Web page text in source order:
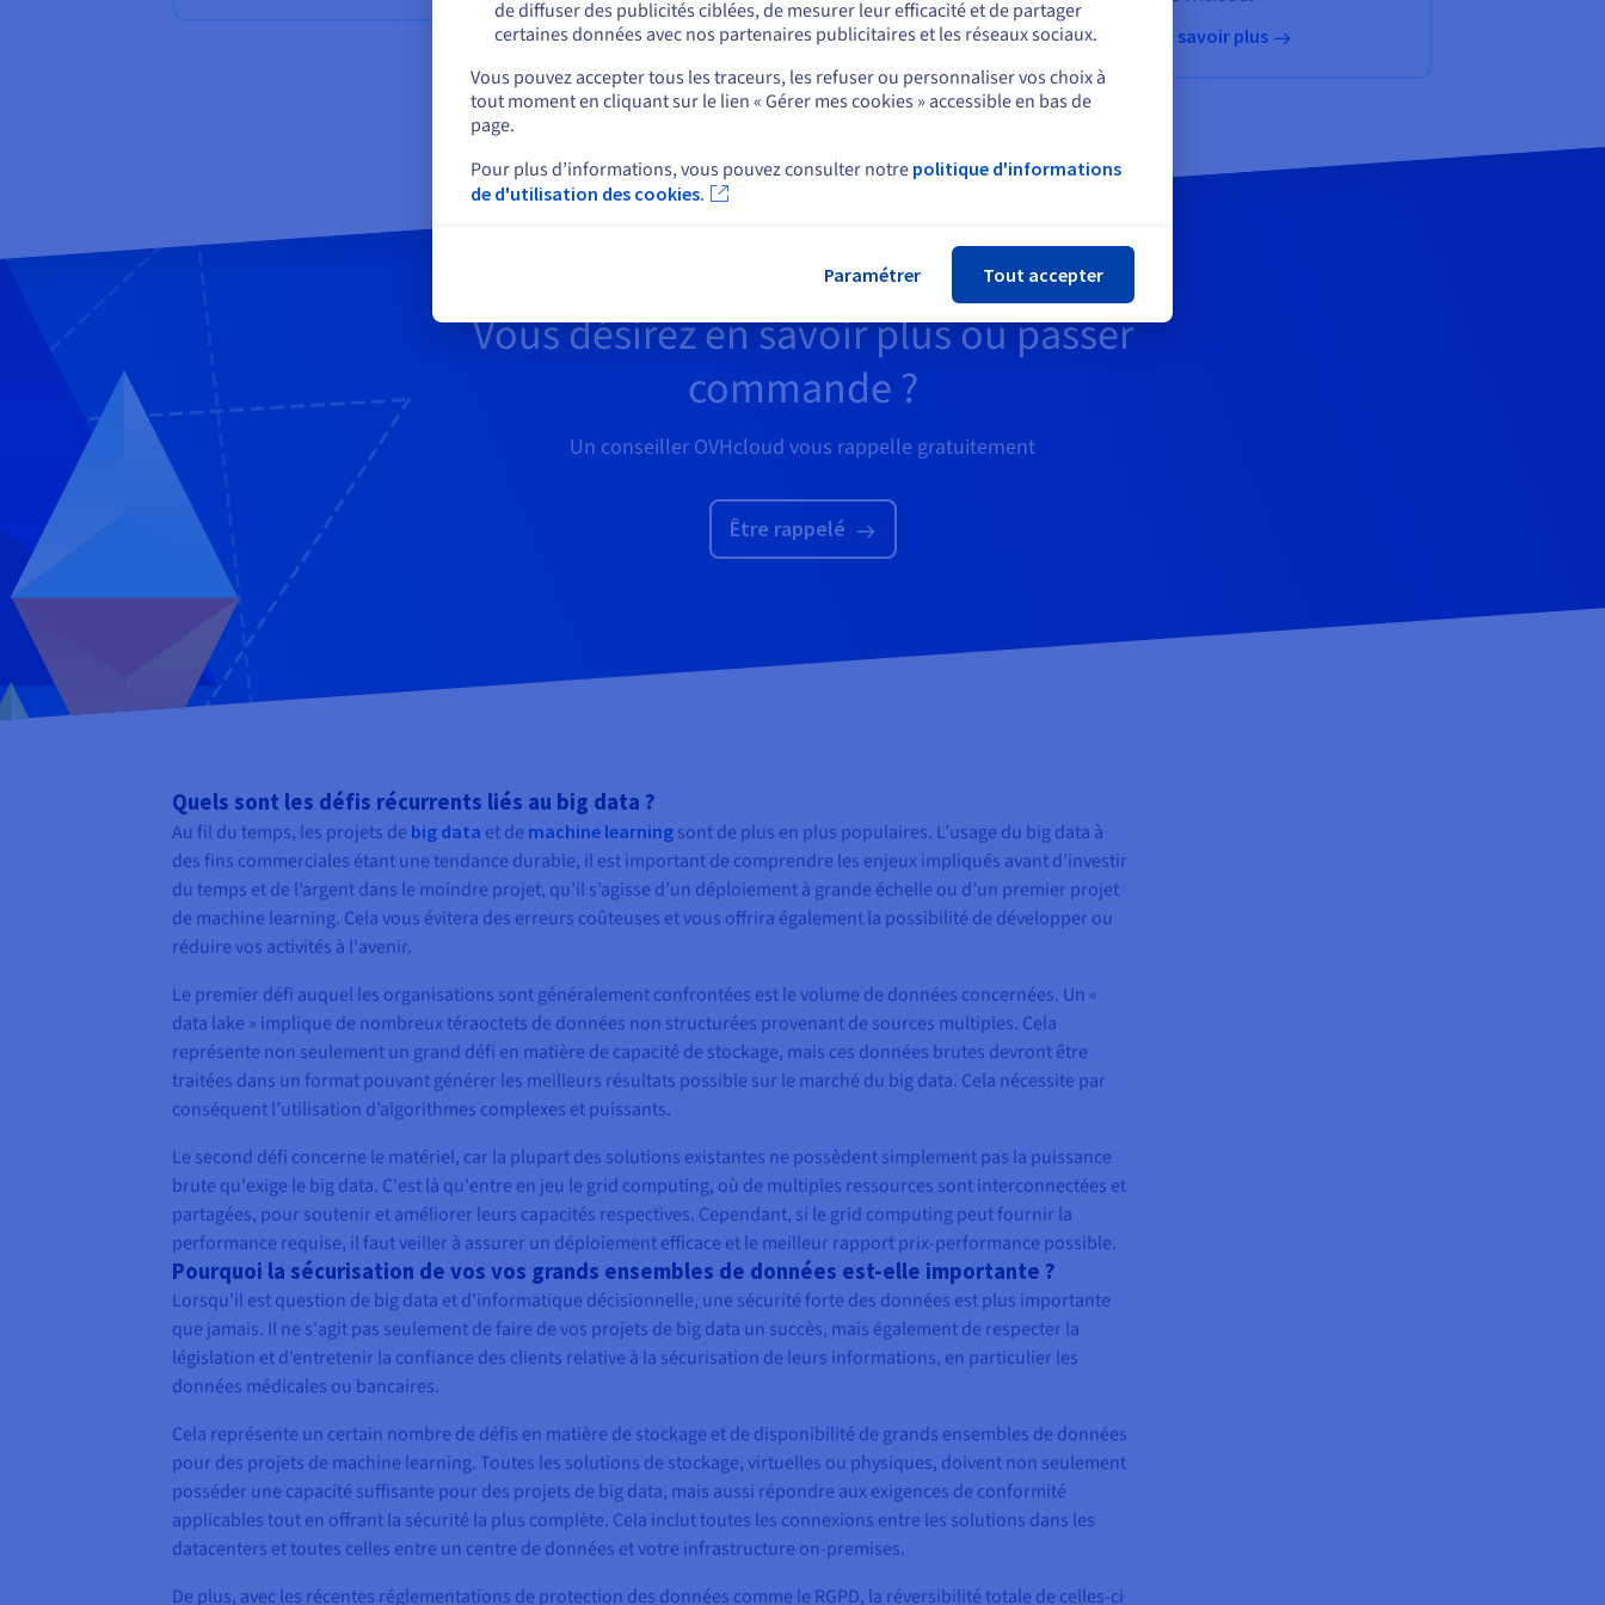
En savoir plus En savoir plus
En savoir plus
Vous désirez en savoir plus ou passer
commande ?
Un conseiller OVHcloud vous rappelle gratuitement
Être rappelé
Quels sont les défis récurrents liés au big data ?
Au fil du temps, les projets de big data et de machine learning sont de plus en plus populaires. L’usage du big data à
des fins commerciales étant une tendance durable, il est important de comprendre les enjeux impliqués avant d’investir
du temps et de l’argent dans le moindre projet, qu’il s’agisse d’un déploiement à grande échelle ou d’un premier projet
de machine learning. Cela vous évitera des erreurs coûteuses et vous offrira également la possibilité de développer ou
réduire vos activités à l'avenir.
Le premier défi auquel les organisations sont généralement confrontées est le volume de données concernées. Un «
data lake » implique de nombreux téraoctets de données non structurées provenant de sources multiples. Cela
représente non seulement un grand défi en matière de capacité de stockage, mais ces données brutes devront être
traitées dans un format pouvant générer les meilleurs résultats possible sur le marché du big data. Cela nécessite par
conséquent l’utilisation d’algorithmes complexes et puissants.
Le second défi concerne le matériel, car la plupart des solutions existantes ne possèdent simplement pas la puissance
brute qu'exige le big data. C'est là qu'entre en jeu le grid computing, où de multiples ressources sont interconnectées et
partagées, pour soutenir et améliorer leurs capacités respectives. Cependant, si le grid computing peut fournir la
performance requise, il faut veiller à assurer un déploiement efficace et le meilleur rapport prix-performance possible.
Pourquoi la sécurisation de vos vos grands ensembles de données est-elle importante ?
Lorsqu'il est question de big data et d'informatique décisionnelle, une sécurité forte des données est plus importante
que jamais. Il ne s'agit pas seulement de faire de vos projets de big data un succès, mais également de respecter la
législation et d’entretenir la confiance des clients relative à la sécurisation de leurs informations, en particulier les
données médicales ou bancaires.
Cela représente un certain nombre de défis en matière de stockage et de disponibilité de grands ensembles de données
pour des projets de machine learning. Toutes les solutions de stockage, virtuelles ou physiques, doivent non seulement
posséder une capacité suffisante pour des projets de big data, mais aussi répondre aux exigences de conformité
applicables tout en offrant la sécurité la plus complète. Cela inclut toutes les connexions entre les solutions dans les
datacenters et toutes celles entre un centre de données et votre infrastructure on-premises.
De plus, avec les récentes réglementations de protection des données comme le RGPD, la réversibilité totale de celles-ci
Rester sur le site actuel
Sélectionner un autre site web
de diffuser des publicités ciblées, de mesurer leur efficacité et de partager
certaines données avec nos partenaires publicitaires et les réseaux sociaux.
Vous pouvez accepter tous les traceurs, les refuser ou personnaliser vos choix à
tout moment en cliquant sur le lien « Gérer mes cookies » accessible en bas de
page.
Pour plus d’informations, vous pouvez consulter notre politique d'informations
de d'utilisation des cookies.
Paramétrer Tout accepter